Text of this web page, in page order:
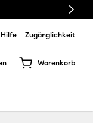
Next
Hilfe Zugänglichkeit
Warenkorb